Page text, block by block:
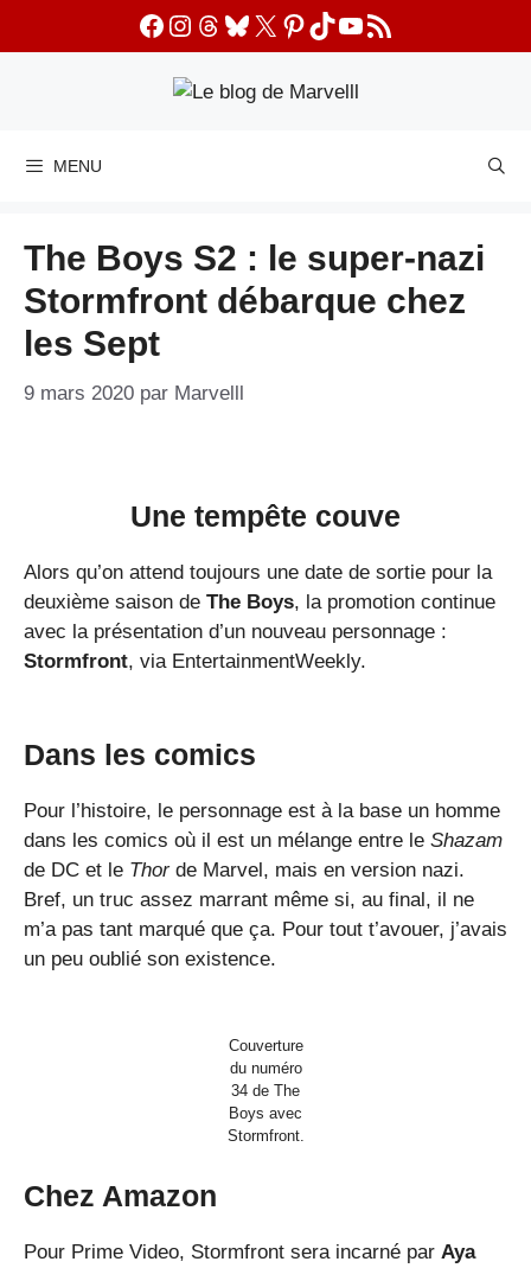
Facebook
Instagram
Threads
Bluesky
X Pinterest
TikTok
YouTube
Flux RSS
MENU
The Boys S2 : le super-nazi
Stormfront débarque chez
les Sept
9 mars 2020 par Marvelll
Une tempête couve
Alors qu’on attend toujours une date de sortie pour la
deuxième saison de The Boys, la promotion continue
avec la présentation d’un nouveau personnage :
Stormfront, via EntertainmentWeekly.
Dans les comics
Pour l’histoire, le personnage est à la base un homme
dans les comics où il est un mélange entre le Shazam
de DC et le Thorde Marvel, mais en version nazi.
Bref, un truc assez marrant même si, au final, il ne
m’a pas tant marqué que ça. Pour tout t’avouer, j’avais
un peu oublié son existence.
Couverture
du numéro
34 de The
Boys avec
Stormfront.
Chez Amazon
Pour Prime Video, Stormfront sera incarné par Aya